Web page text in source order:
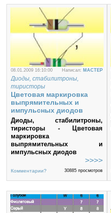
08.01.2009 16:10:00 Написал: MACTEP
Диоды, стабилитроны,
тиристоры
Цветовая маркировка
выпрямительных и
импульсных диодов
Диоды, стабилитроны,
тиристоры - Цветовая
маркировка
выпрямительных и
импульсных диодов
Комментарии? 30885 просмотров